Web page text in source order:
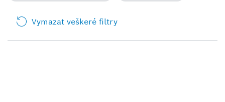
Vymazat veškeré filtry